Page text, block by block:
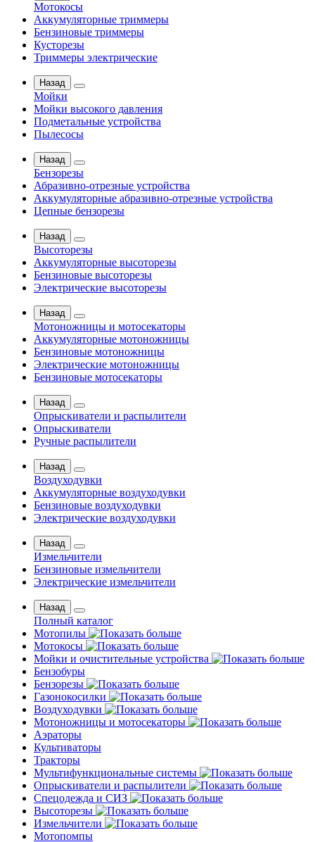
Мотокосы
Аккумуляторные триммеры
Бензиновые триммеры
Кусторезы
Триммеры электрические
Назад
Мойки
Мойки высокого давления
Подметальные устройства
Пылесосы
Назад
Бензорезы
Абразивно-отрезные устройства
Аккумуляторные абразивно-отрезные устройства
Цепные бензорезы
Назад
Высоторезы
Аккумуляторные высоторезы
Бензиновые высоторезы
Электрические высоторезы
Назад
Мотоножницы и мотосекаторы
Аккумуляторные мотоножницы
Бензиновые мотоножницы
Электрические мотоножницы
Бензиновые мотосекаторы
Назад
Опрыскиватели и распылители
Опрыскиватели
Ручные распылители
Назад
Воздуходувки
Аккумуляторные воздуходувки
Бензиновые воздуходувки
Электрические воздуходувки
Назад
Измельчители
Бензиновые измельчители
Электрические измельчители
Назад
Полный каталог
Мотопилы
Мотокосы
Мойки и очистительные устройства
Бензобуры
Бензорезы
Газонокосилки
Воздуходувки
Мотоножницы и мотосекаторы
Аэраторы
Культиваторы
Тракторы
Мультифункциональные системы
Опрыскиватели и распылители
Спецодежда и СИЗ
Высоторезы
Измельчители
Мотопомпы